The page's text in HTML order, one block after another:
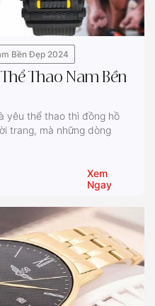
Bền Đẹp 2024
Thao Nam Bền
yêu thể thao thì đồng hồ
trang, mà những dòng
Xem
Ngay